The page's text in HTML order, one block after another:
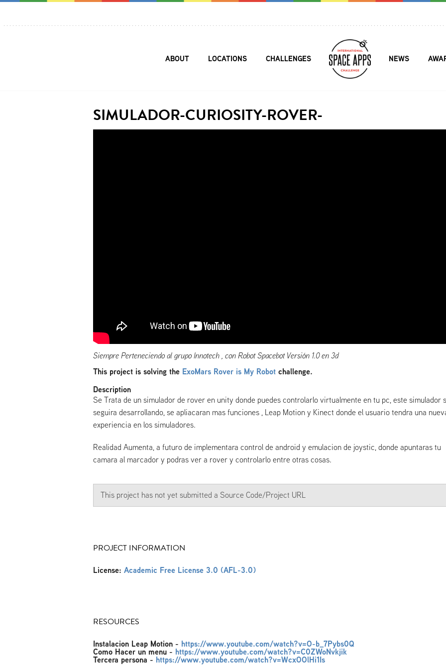
ABOUT LOCATIONS CHALLENGES NEWS
SIMULADOR-CURIOSITY-ROVER-
Siempre Perteneciendo al grupo Innotech , con Robot Spacebot Versión 1.0 en 3d
This project is solving the ExoMars Rover is My Robot challenge.
Description
Se Trata de un simulador de rover en unity donde puedes controlarlo virtualmente en tu pc, este simulador
seguira desarrollando, se apliacaran mas funciones , Leap Motion y Kinect donde el usuario tendra una
experiencia en los simuladores.
Realidad Aumenta, a futuro de implementara control de android y emulacion de joystic, donde apuntaras tu
camara al marcador y podras ver a rover y controlarlo entre otras cosas.
This project has not yet submitted a Source Code/Project URL
PROJECT INFORMATION
License: Academic Free License 3.0 (AFL-3.0)
RESOURCES
Instalacion Leap Motion - https://www.youtube.com/watch?v=O-b_7Pybs0Q
Como Hacer un menu - https://www.youtube.com/watch?v=C0ZWoNvkjik
Tercera persona - https://www.youtube.com/watch?v=WcxOOlHi1Is